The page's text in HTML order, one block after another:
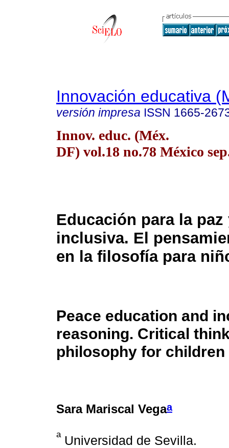
Innovación educativa
versión impresa ISSN 1665-
Innov. educ. (Méx.
DF) vol.18 no.78 México
Educación para la paz
inclusiva. El
en la filosofía para
Peace education and
reasoning. Critical
philosophy for children
Sara Mariscal Vegaa
aUniversidad de Sevilla.